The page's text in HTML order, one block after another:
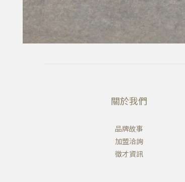
關於我們
品牌故事
加盟洽詢
徵才資訊